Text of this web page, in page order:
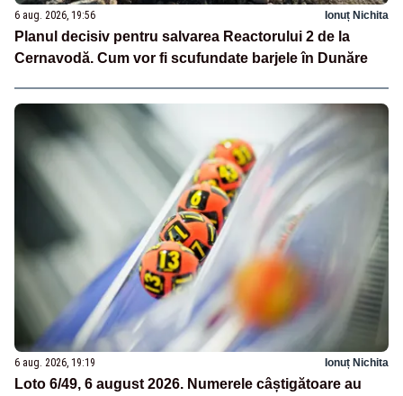
6 aug. 2026, 19:56 Ionuț Nichita
Planul decisiv pentru salvarea Reactorului 2 de la
Cernavodă. Cum vor fi scufundate barjele în Dunăre
6 aug. 2026, 19:19 Ionuț Nichita
Loto 6/49, 6 august 2026. Numerele câștigătoare au